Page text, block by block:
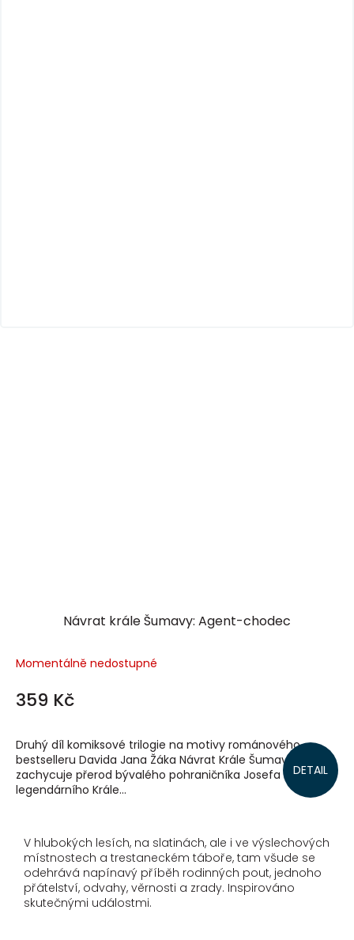
Návrat krále Šumavy: Agent-chodec
Momentálně nedostupné
359 Kč
DETAIL
Druhý díl komiksové trilogie na motivy románového
bestselleru Davida Jana Žáka Návrat Krále Šumavy
zachycuje přerod bývalého pohraničníka Josefa Hasila v
legendárního Krále...
V hlubokých lesích, na slatinách, ale i ve výslechových
místnostech a trestaneckém táboře, tam všude se
odehrává napínavý příběh rodinných pout, jednoho
přátelství, odvahy, věrnosti a zrady. Inspirováno
skutečnými událostmi.